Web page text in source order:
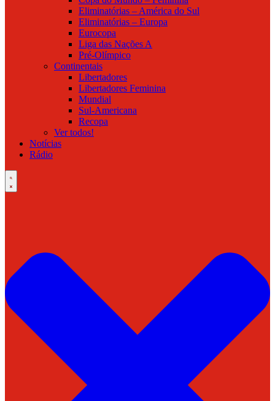
Eliminatórias – América do Sul
Eliminatórias – Europa
Eurocopa
Liga das Nações A
Pré-Olímpico
Continentais
Libertadores
Libertadores Feminina
Mundial
Sul-Americana
Recopa
Ver todos!
Notícias
Rádio